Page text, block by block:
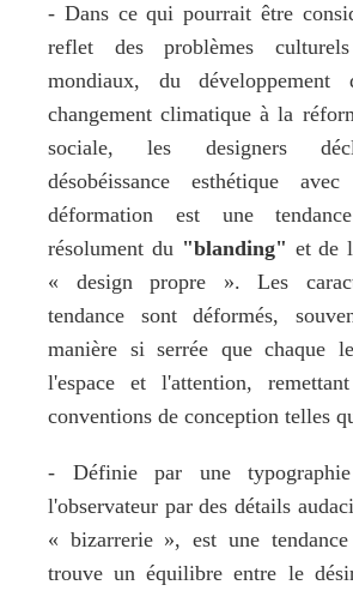
- Dans ce qui pourrait être
reflet des problèmes
mondiaux, du
changement climatique à la
sociale, les designers
désobéissance esthétique
déformation est une
résolument du "blanding" et de
« design propre ». Les
tendance sont déformés,
manière si serrée que chaque
l'espace et l'attention,
conventions de conception telles
- Définie par une
l'observateur par des détails
« bizarrerie », est une
trouve un équilibre entre le